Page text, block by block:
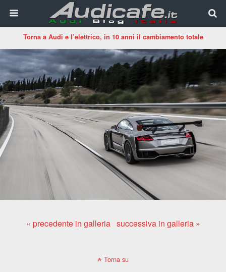
Torna a Audi e l’elettrico, in 10 anni il cambiamento totale
« precedente in galleria successiva in galleria »
Torna su